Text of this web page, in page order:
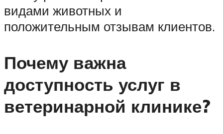
видами животных и
положительным отзывам клиентов.
Почему важна
доступность услуг в
ветеринарной клинике?